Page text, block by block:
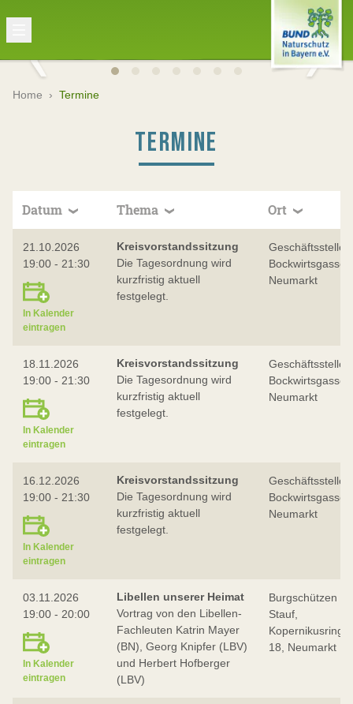
Home › Termine
TERMINE
Datum Thema Ort
21.10.2026
19:00 - 21:30
In Kalender
eintragen
Kreisvorstandssitzung
Die Tagesordnung wird
kurzfristig aktuell
festgelegt.
Geschäftsstelle,
Bockwirtsgasse
Neumarkt
18.11.2026
19:00 - 21:30
In Kalender
eintragen
Kreisvorstandssitzung
Die Tagesordnung wird
kurzfristig aktuell
festgelegt.
Geschäftsstelle,
Bockwirtsgasse
Neumarkt
16.12.2026
19:00 - 21:30
In Kalender
eintragen
Kreisvorstandssitzung
Die Tagesordnung wird
kurzfristig aktuell
festgelegt.
Geschäftsstelle,
Bockwirtsgasse
Neumarkt
03.11.2026
19:00 - 20:00
In Kalender
eintragen
Libellen unserer Heimat
Vortrag von den Libellen-
Fachleuten Katrin Mayer
(BN), Georg Knipfer (LBV)
und Herbert Hofberger
(LBV)
Burgschützen
Stauf,
Kopernikusring
18, Neumarkt